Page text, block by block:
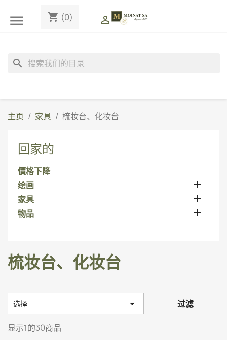
 shopping_cart (0) 
search
主页 家具 梳妆台、化妆台
回家的
價格下降
绘画

家具 
物品 
梳妆台、化妆台
选择  过滤
显示1的30商品